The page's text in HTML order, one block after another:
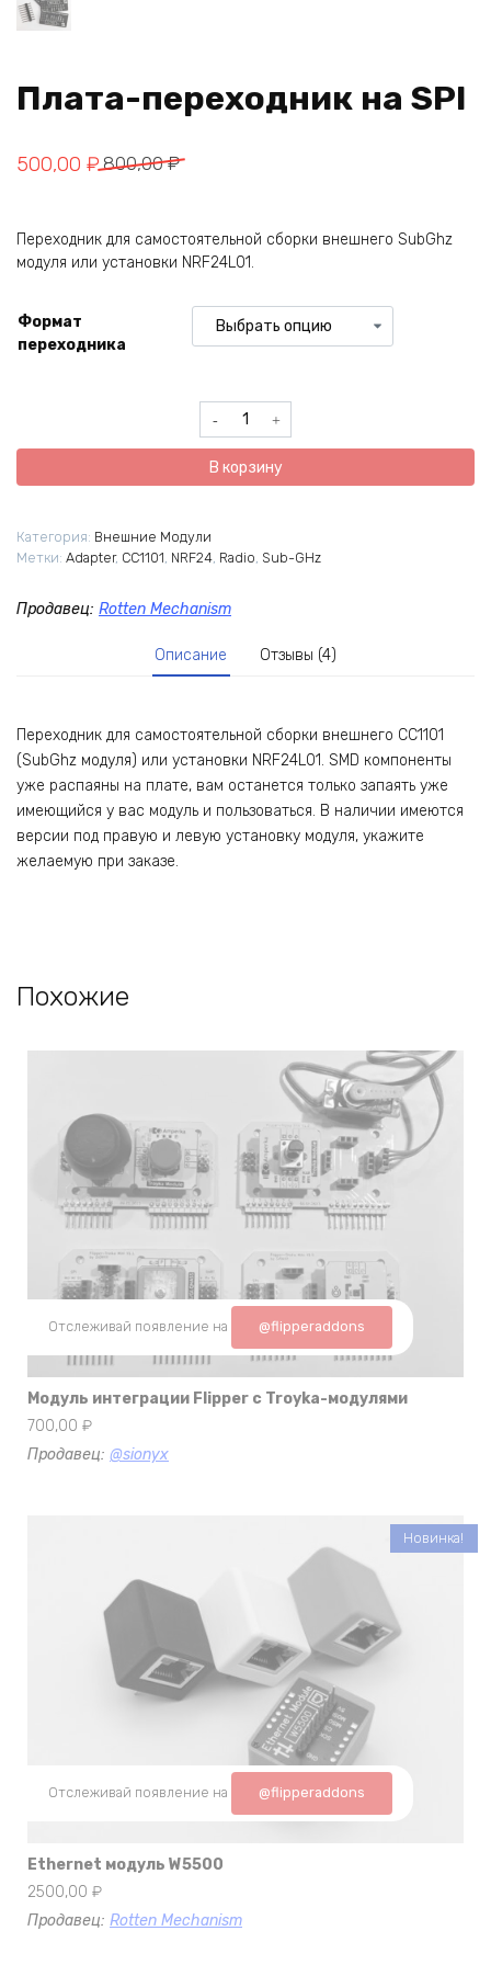
Плата-переходник на SPI
800,00₽
Первоначальная
800,00 ₽.
500,00 ₽
Текущая
Переходник для самостоятельной сборки внешнего SubGhz
модуля или установки NRF24L01.
Формат
переходника
Количество
товара
Плата-
переходник
В корзину
Категория: Внешние Модули
Метки: Adapter, CC1101 NRF24 Radio Sub-GHz
Продавец: Rotten Mechanism
Описание Отзывы (4)
Переходник для самостоятельной сборки внешнего CC1101
(SubGhz модуля) или установки NRF24L01. SMD компоненты
уже распаяны на плате, вам останется только запаять уже
имеющийся у вас модуль и пользоваться. В наличии имеются
версии под правую и левую установку модуля, укажите
желаемую при заказе.
Похожие
Отслеживай появление на @flipperaddons
Модуль интеграции Flipper c Troyka-модулями
700,00 ₽
Продавец: @sionyx
Отслеживай появление на @flipperaddons
Новинка!
Ethernet модуль W5500
2500,00 ₽
Продавец: Rotten Mechanism